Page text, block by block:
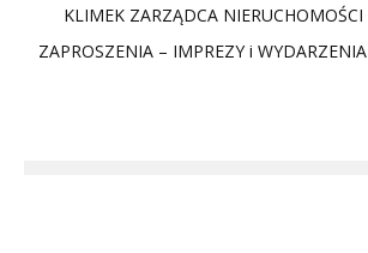
KLIMEK ZARZĄDCA NIERUCHOMOŚCI
ZAPROSZENIA – IMPREZY i WYDARZENIA